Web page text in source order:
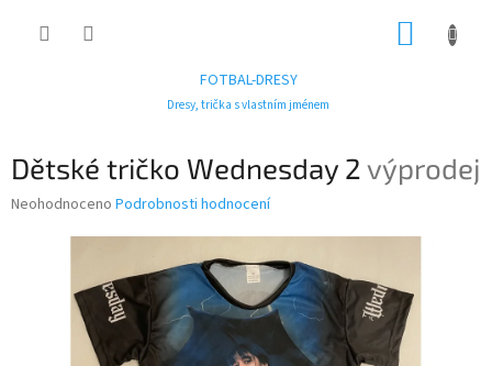
FOTBAL-DRESY
Dresy, trička s vlastním jménem
Dětské tričko Wednesday 2výprodej
Průměrné
Neohodnoceno Podrobnosti hodnocení